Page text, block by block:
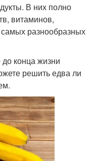
В них полно
витаминов,
самых разнообразных
до конца жизни
решить едва ли